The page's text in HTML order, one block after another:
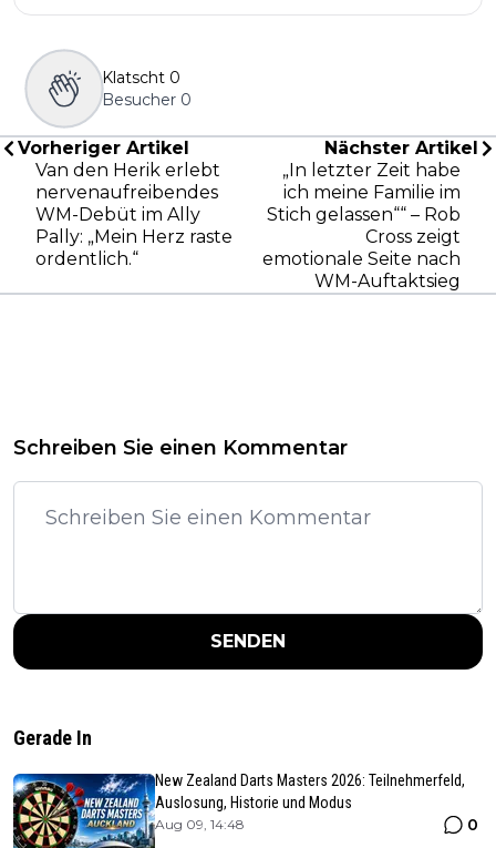
Klatscht 0
Besucher 0
Vorheriger Artikel
Van den Herik erlebt
nervenaufreibendes
WM-Debüt im Ally
Pally: „Mein Herz raste
ordentlich.“
Nächster Artikel
„In letzter Zeit habe
ich meine Familie im
Stich gelassen““ – Rob
Cross zeigt
emotionale Seite nach
WM-Auftaktsieg
Schreiben Sie einen Kommentar
SENDEN
Gerade In
New Zealand Darts Masters 2026: Teilnehmerfeld,
Auslosung, Historie und Modus
Aug 09, 14:48 0